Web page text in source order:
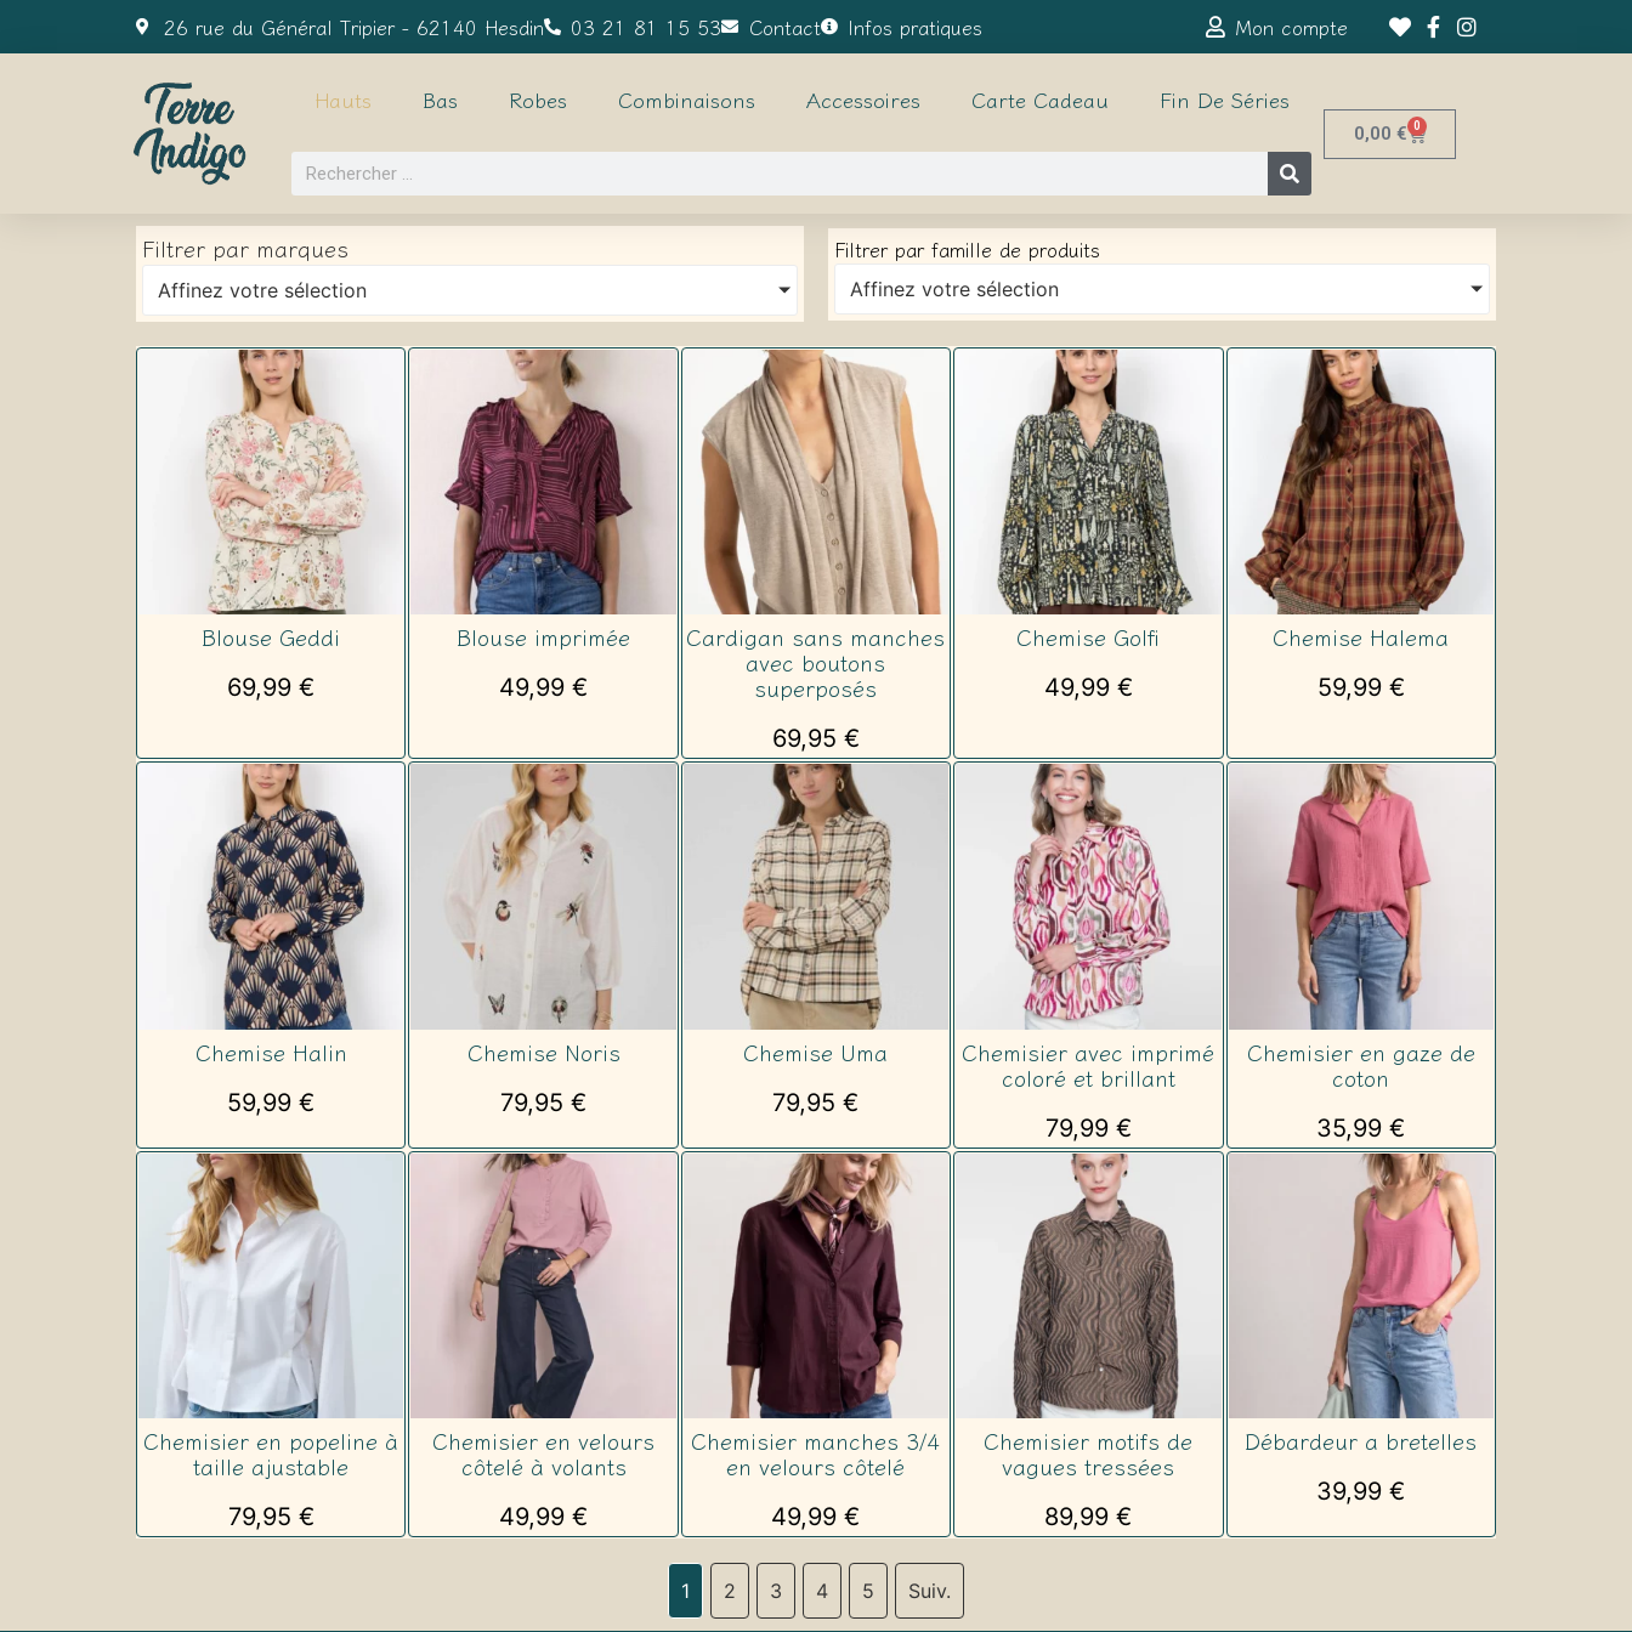
26 rue du Général Tripier - 62140 Hesdin 03 21 81 15 53 Contact Infos pratiques Mon compte
Hauts Bas Robes Combinaisons Accessoires Carte Cadeau Fin De Séries
0,00 € 0
Filtrer par marques
Affinez votre sélection
Filtrer par famille de produits
Affinez votre sélection
Blouse Geddi
69,99€
Blouse imprimée
49,99€
Cardigan sans manches
avec boutons
superposés
69,95 €
Chemise Golfi
49,99 €
Chemise Halema
59,99 €
Chemise Halin
59,99€
Chemise Noris
79,95€
Chemise Uma
79,95€
Chemisier avec imprimé
coloré et brillant
79,99 €
Chemisier en gaze de
coton
35,99€
Chemisier en popeline à
taille ajustable
79,95 €
Chemisier en velours
côtelé à volants
49,99€
Chemisier manches 3/4
en velours côtelé
49,99€
Chemisier motifs de
vagues tressées
89,99€
Débardeur a bretelles
39,99€
1 2 3 4 5 Suiv.